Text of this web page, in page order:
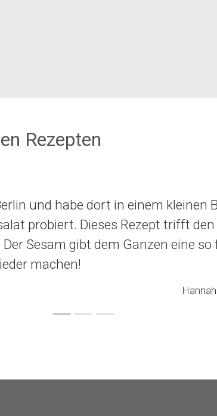
Rezepten
und habe dort in einem kleinen
probiert. Dieses Rezept trifft den
Sesam gibt dem Ganzen eine so
machen!